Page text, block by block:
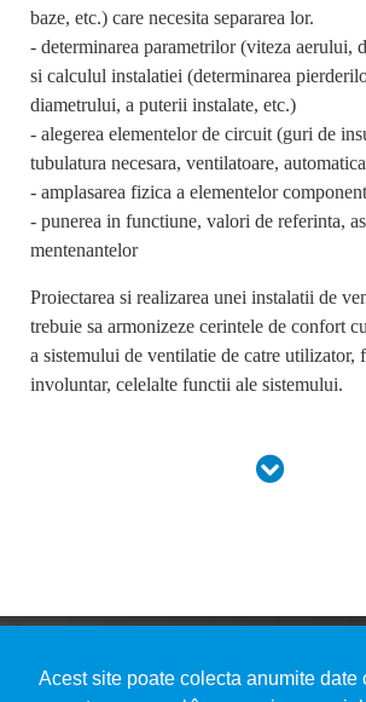
Acest site poate colecta anumite date
baze, etc.) care necesita separarea lor.
- determinarea parametrilor (viteza aerului,
si calculul instalatiei (determinarea
diametrului, a puterii instalate, etc.)
- alegerea elementelor de circuit (guri de
tubulatura necesara, ventilatoare,
- amplasarea fizica a elementelor
- punerea in functiune, valori de referinta,
mentenantelor
Proiectarea si realizarea unei instalatii de
trebuie sa armonizeze cerintele de confort
a sistemului de ventilatie de catre utilizator,
involuntar, celelalte functii ale sistemului.